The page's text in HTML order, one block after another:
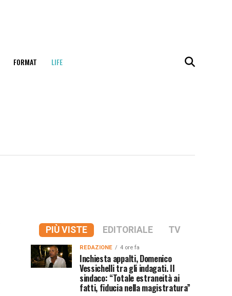
FORMAT LIFE
PIÙ VISTE EDITORIALE TV
REDAZIONE 4 ore fa
Inchiesta appalti, Domenico
Vessichelli tra gli indagati. Il
sindaco: “Totale estraneità ai
fatti, fiducia nella magistratura”